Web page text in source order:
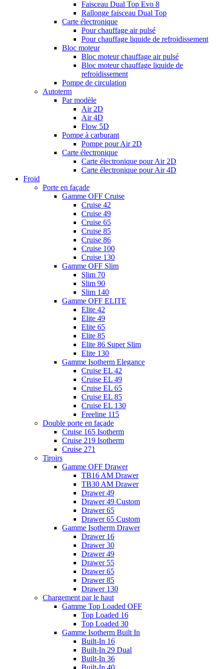
Faisceau Dual Top Evo 8
Rallonge faisceau Dual Top
Carte électronique
Pour chauffage air pulsé
Pour chauffage liquide de refroidissement
Bloc moteur
Bloc moteur chauffage air pulsé
Bloc moteur chauffage liquide de
refroidissement
Pompe de circulation
Autoterm
Par modèle
Air 2D
Air 4D
Flow 5D
Pompe à carburant
Pompe pour Air 2D
Carte électronique
Carte électronique pour Air 2D
Carte électronique pour Air 4D
Froid
Porte en façade
Gamme OFF Cruise
Cruise 42
Cruise 49
Cruise 65
Cruise 85
Cruise 86
Cruise 100
Cruise 130
Gamme OFF Slim
Slim 70
Slim 90
Slim 140
Gamme OFF ELITE
Elite 42
Elite 49
Elite 65
Elite 85
Elite 86 Super Slim
Elite 130
Gamme Isotherm Elegance
Cruise EL 42
Cruise EL 49
Cruise EL 65
Cruise EL 85
Cruise EL 130
Freeline 115
Double porte en façade
Cruise 165 Isotherm
Cruise 219 Isotherm
Cruise 271
Tiroirs
Gamme OFF Drawer
TB16 AM Drawer
TB30 AM Drawer
Drawer 49
Drawer 49 Custom
Drawer 65
Drawer 65 Custom
Gamme Isotherm Drawer
Drawer 16
Drawer 30
Drawer 49
Drawer 55
Drawer 65
Drawer 85
Drawer 130
Chargement par le haut
Gamme Top Loaded OFF
Top Loaded 16
Top Loaded 30
Gamme Isotherm Built In
Built-In 16
Built-In 29 Dual
Built-In 36
Built-In 40